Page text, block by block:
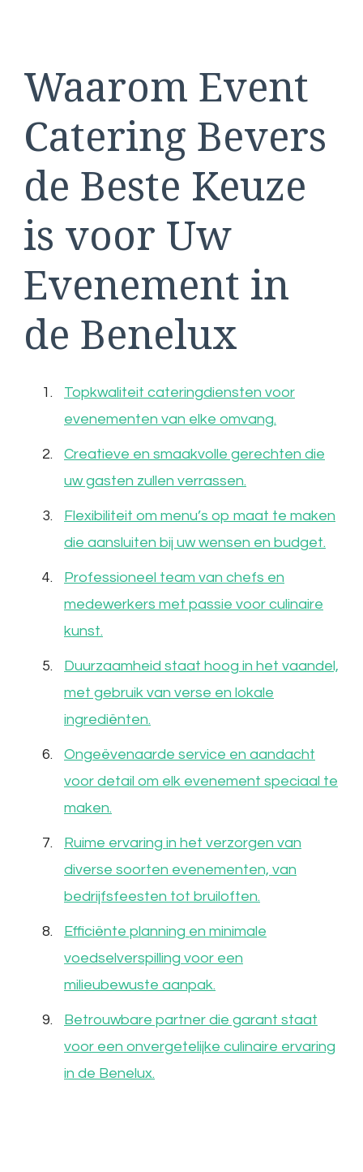
Waarom Event
Catering Bevers
de Beste Keuze
is voor Uw
Evenement in
de Benelux
Topkwaliteit cateringdiensten voor
evenementen van elke omvang.
Creatieve en smaakvolle gerechten die
uw gasten zullen verrassen.
Flexibiliteit om menu’s op maat te maken
die aansluiten bij uw wensen en budget.
Professioneel team van chefs en
medewerkers met passie voor culinaire
kunst.
Duurzaamheid staat hoog in het vaandel,
met gebruik van verse en lokale
ingrediënten.
Ongeëvenaarde service en aandacht
voor detail om elk evenement speciaal te
maken.
Ruime ervaring in het verzorgen van
diverse soorten evenementen, van
bedrijfsfeesten tot bruiloften.
Efficiënte planning en minimale
voedselverspilling voor een
milieubewuste aanpak.
Betrouwbare partner die garant staat
voor een onvergetelijke culinaire ervaring
in de Benelux.